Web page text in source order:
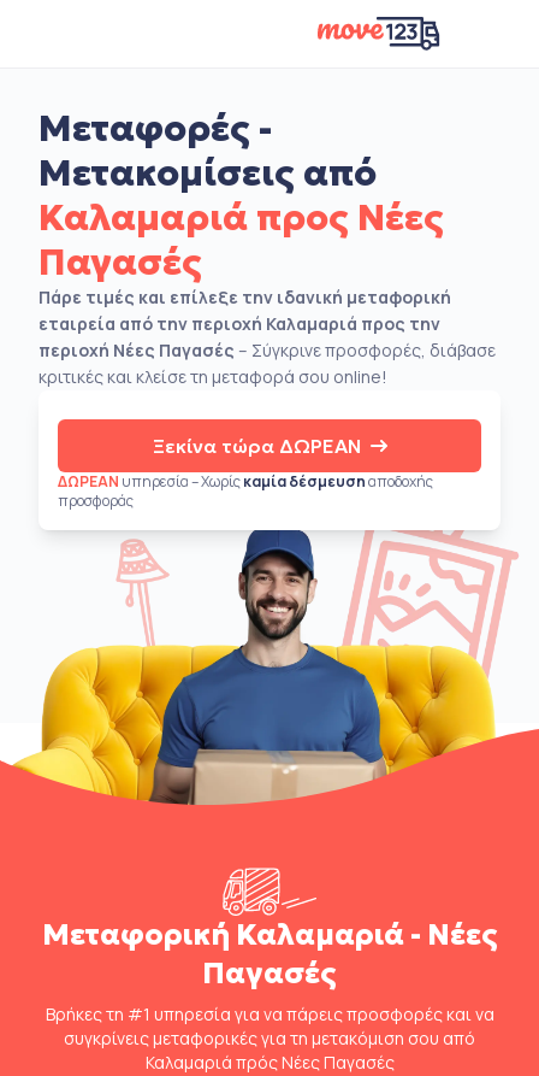
Μεταφορές -
Μετακομίσεις από
Καλαμαριά προς Νέες
Παγασές
Πάρε τιμές και επίλεξε την ιδανική μεταφορική
εταιρεία από την περιοχή Καλαμαριά προς την
περιοχή Νέες Παγασές – Σύγκρινε προσφορές, διάβασε
κριτικές και κλείσε τη μεταφορά σου online!
Ξεκίνα τώρα ΔΩΡΕΑΝ
ΔΩΡΕΑΝ υπηρεσία – Χωρίςκαμία δέσμευσηαποδοχής
προσφοράς
Μεταφορική Καλαμαριά - Νέες
Παγασές
Βρήκες τη #1 υπηρεσία για να πάρεις προσφορές και να
συγκρίνεις μεταφορικές για τη μετακόμιση σου από
Καλαμαριά πρός Νέες Παγασές